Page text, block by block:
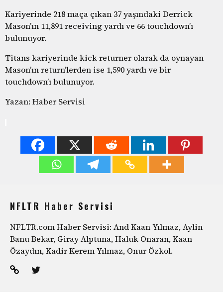
Kariyerinde 218 maça çıkan 37 yaşındaki Derrick
Mason’ın 11,891 receiving yardı ve 66 touchdown’ı
bulunuyor.
Titans kariyerinde kick returner olarak da oynayan
Mason’ın return’lerden ise 1,590 yardı ve bir
touchdown’ı bulunuyor.
Yazan: Haber Servisi
NFLTR Haber Servisi
NFLTR.com Haber Servisi: And Kaan Yılmaz, Aylin
Banu Bekar, Giray Alptuna, Haluk Onaran, Kaan
Özaydın, Kadir Kerem Yılmaz, Onur Özkol.